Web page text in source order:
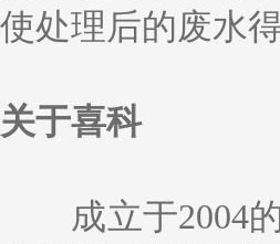
使处理后的废水
关于喜科
成立于2004